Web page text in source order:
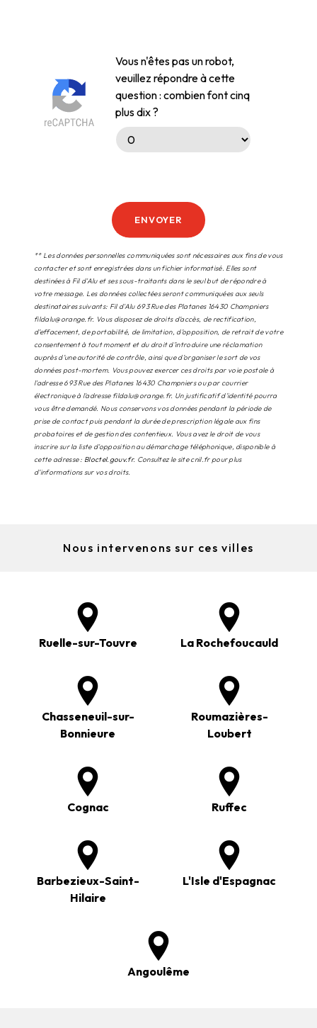
Vous n'êtes pas un robot,
veuillez répondre à cette
question : combien font cinq
plus dix ?
ENVOYER
** Les données personnelles communiquées sont nécessaires aux fins de vous
contacter et sont enregistrées dans un fichier informatisé. Elles sont
destinées à Fil d'Alu et ses sous-traitants dans le seul but de répondre à
votre message. Les données collectées seront communiquées aux seuls
destinataires suivants: Fil d'Alu 693 Rue des Platanes 16430 Champniers
fildalu@orange.fr. Vous disposez de droits d’accès, de rectification,
d’effacement, de portabilité, de limitation, d’opposition, de retrait de votre
consentement à tout moment et du droit d’introduire une réclamation
auprès d’une autorité de contrôle, ainsi que d’organiser le sort de vos
données post-mortem. Vous pouvez exercer ces droits par voie postale à
l'adresse 693 Rue des Platanes 16430 Champniers ou par courrier
électronique à l'adresse fildalu@orange.fr. Un justificatif d'identité pourra
vous être demandé. Nous conservons vos données pendant la période de
prise de contact puis pendant la durée de prescription légale aux fins
probatoires et de gestion des contentieux. Vous avez le droit de vous
inscrire sur la liste d'opposition au démarchage téléphonique, disponible à
cette adresse : Bloctel.gouv.fr. Consultez le site cnil.fr pour plus
d’informations sur vos droits.
Nous intervenons sur ces villes
Ruelle-sur-Touvre La Rochefoucauld
Chasseneuil-sur-
Bonnieure
Roumazières-
Loubert
Cognac Ruffec
Barbezieux-Saint-
Hilaire
L'Isle d'Espagnac
Angoulême